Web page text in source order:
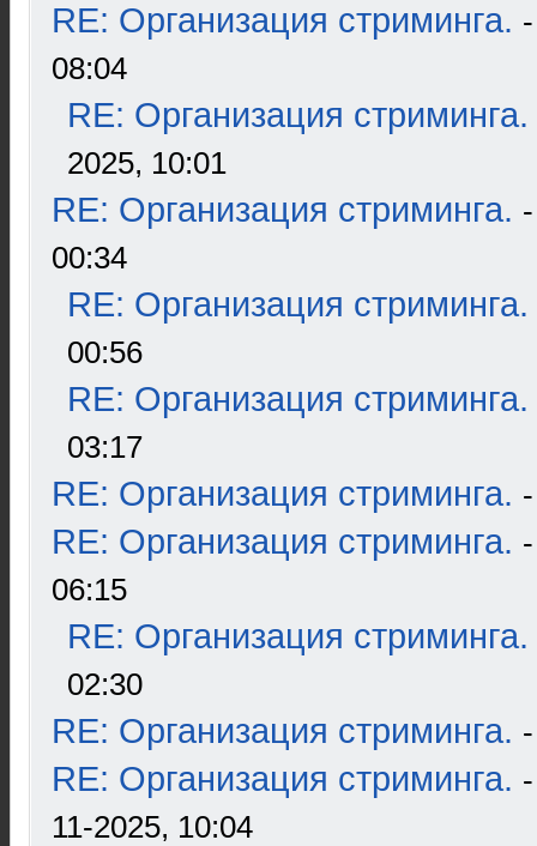
RE: Организация стриминга.
08:04
RE: Организация стриминга.
2025, 10:01
RE: Организация стриминга.
00:34
RE: Организация стриминга.
00:56
RE: Организация стриминга.
03:17
RE: Организация стриминга.
RE: Организация стриминга.
06:15
RE: Организация стриминга.
02:30
RE: Организация стриминга.
RE: Организация стриминга.
11-2025, 10:04